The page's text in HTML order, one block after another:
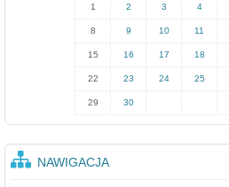
1 2 3 4
8 9 10 11
15 16 17 18
22 23 24 25
29 30
NAWIGACJA